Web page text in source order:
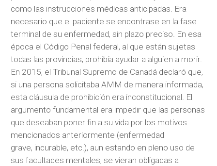
como las instrucciones médicas anticipadas. Era
necesario que el paciente se encontrase en la fase
terminal de su enfermedad, sin plazo preciso. En esa
época el Código Penal federal, al que están sujetas
todas las provincias, prohibía ayudar a alguien a morir.
En 2015, el Tribunal Supremo de Canadá declaró que,
si una persona solicitaba AMM de manera informada,
esta cláusula de prohibición era inconstitucional. El
argumento fundamental era impedir que las personas
que deseaban poner fin a su vida por los motivos
mencionados anteriormente (enfermedad
grave, incurable, etc.), aun estando en pleno uso de
sus facultades mentales, se vieran obligadas a